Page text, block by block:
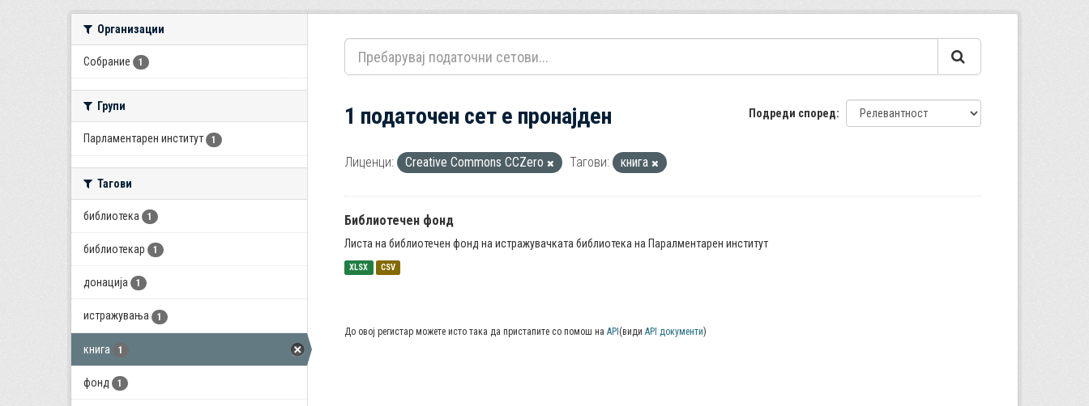
Организации
Собрание 1
Групи
Парламентарен институт 1
Тагови
библиотека 1
библиотекар 1
донација 1
истражувања 1
книга 1
фонд 1
Подреди според
1 податочен сет е пронајден
Лиценци: Creative Commons CCZero Тагови: книга
Библиотечен фонд
Листа на библиотечен фонд на истражувачката библиотека на Паралментарен институт
XLSX CSV
До овој регистар можете исто така да пристапите со помош на API (види API документи)